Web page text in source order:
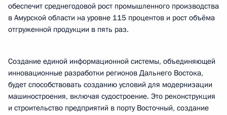
обеспечит среднегодовой рост промышленного производства
в Амурской области на уровне 115 процентов и рост объёма
отгруженной продукции в пять раз.
Создание единой информационной системы, объединяющей
инновационные разработки регионов Дальнего Востока,
будет способствовать созданию условий для модернизации
машиностроения, включая судостроение. Это реконструкция
и строительство предприятий в порту Восточный, создание